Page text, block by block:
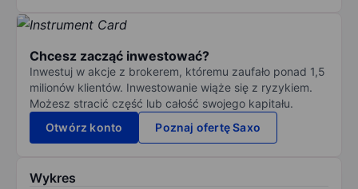
Chcesz zacząć inwestować?
Inwestuj w akcje z brokerem, któremu zaufało ponad 1,5
milionów klientów. Inwestowanie wiąże się z ryzykiem.
Możesz stracić część lub całość swojego kapitału.
Otwórz konto
Poznaj ofertę Saxo
Wykres